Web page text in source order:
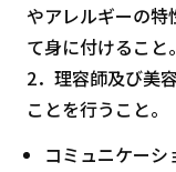
やアレルギーの
て身に付けること。
2．理容師及び美
ことを行うこと。
コミュニケー